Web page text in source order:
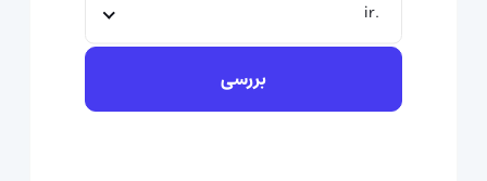
.ir
بررسی